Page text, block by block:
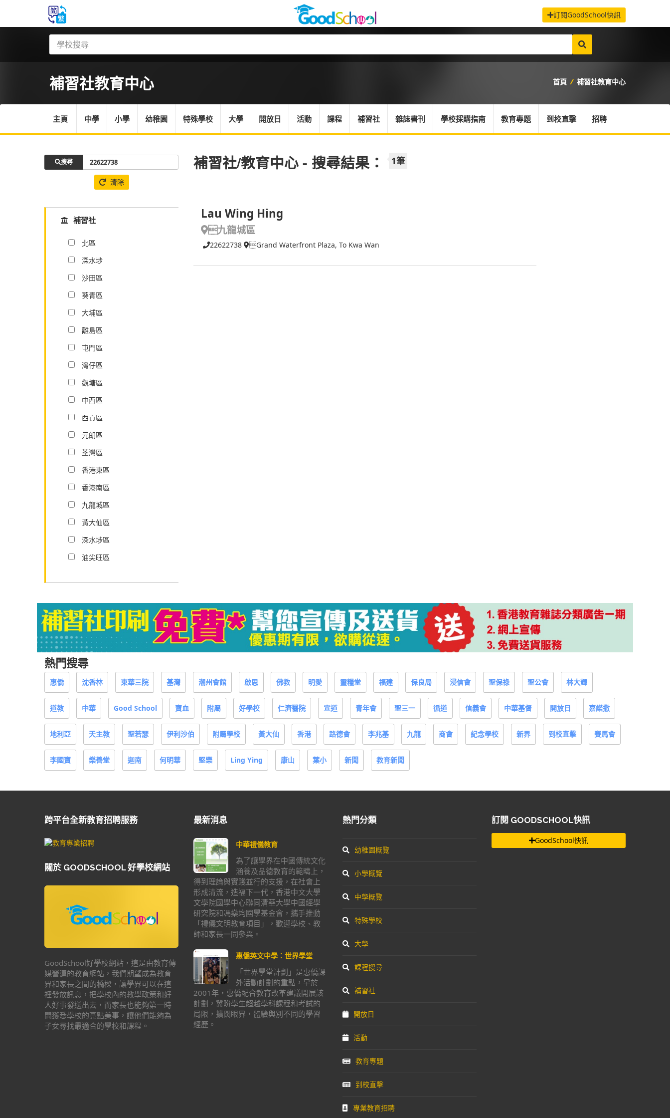
訂閱GoodSchool快訊
補習社教育中心 首頁 / 補習社教育中心
主頁 中學 小學 幼稚園 特殊學校 大學 開放日 活動 課程 補習社 雜誌書刊 學校採購指南 教育專題 到校直擊 招聘
補習社/教育中心 - 搜尋結果： 1筆
Lau Wing Hing
九龍城區
22622738 Grand Waterfront Plaza, To Kwa Wan
搜尋
清除
補習社
北區
深水埗
沙田區
葵青區
大埔區
離島區
屯門區
灣仔區
觀塘區
中西區
西貢區
元朗區
荃灣區
香港東區
香港南區
九龍城區
黃大仙區
深水埗區
油尖旺區
熱門搜尋
惠僑 沈香林 東華三院 基灣 潮州會館 啟思 佛教 明愛 靈糧堂 福建 保良局 浸信會 聖保祿 聖公會 林大輝
道教 中華 Good School 寶血 附屬 好學校 仁濟醫院 宣道 青年會 聖三一 循道 信義會 中華基督 開放日 嘉諾撒
地利亞 天主教 聖若瑟 伊利沙伯 附屬學校 黃大仙 香港 路德會 李兆基 九龍 商會 紀念學校 新界 到校直擊 賽馬會
李國寶 樂善堂 迦南 何明華 堅樂 Ling Ying 康山 葉小 新聞 教育新聞
跨平台全新教育招聘服務
關於 GOODSCHOOL 好學校網站
GoodSchool好學校網站，這是由教育傳
媒營運的教育網站，我們期望成為教育
界和家長之間的橋樑，讓學界可以在這
裡發放訊息，把學校內的教學政策和好
人好事發送出去，而家長也能夠第一時
間獲悉學校的亮點美事，讓他們能夠為
子女尋找最適合的學校和課程。
最新消息
中華禮儀教育
為了讓學界在中國傳統文化
涵養及品德教育的範疇上，
得到理論與實踐並行的支援，在社會上
形成清流，造福下一代，香港中文大學
文學院國學中心聯同清華大學中國經學
研究院和馮燊均國學基金會，攜手推動
「禮儀文明教育項目」，歡迎學校、教
師和家長一同參與。
惠僑英文中學：世界學堂
「世界學堂計劃」是惠僑課
外活動計劃的重點，早於
2001年，惠僑配合教育改革建議開展該
計劃，冀盼學生超越學科課程和考試的
局限，擴闊眼界，體驗與別不同的學習
經歷。
熱門分類
幼稚園概覽
小學概覽
中學概覽
特殊學校
大學
課程搜尋
補習社
開放日
活動
教育專題
到校直擊
專業教育招聘
訂閱 GOODSCHOOL快訊
GoodSchool快訊